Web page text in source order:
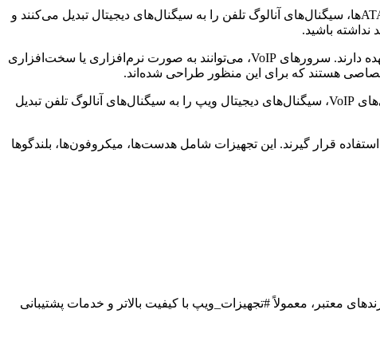
: این دستگاه‌ها، به شما امکان می‌دهند تا از تلفن‌های آنالوگ قدیمی خود در سیستم #VoIP استفاده کنید. ATAها، سیگنال‌های آنالوگ تلفن را به سیگنال‌های دیجیتال تبدیل می‌کنند و
: این سرورها، مغز متفکر سیستم #VoIP هستند و وظیفه مدیریت تماس‌ها، مسیریابی و ارائه سایر خدمات ویپ را بر عهده دارند. سرورهای VoIP، می‌توانند به صورت نرم‌افزاری یا سخت‌افزاری
هستند که برای این منظور طراحی شده‌اند.
: این دستگاه‌ها، به شما امکان می‌دهند تا سیستم #VoIP خود را به شبکه‌های تلفن سنتی (PSTN) متصل کنید. گیت وی‌های VoIP، سیگنال‌های دیجیتال ویپ را به سیگنال‌های آنالوگ تلفن تبدیل
قرار گیرند. این تجهیزات شامل هدست‌ها، میکروفون‌ها، بلندگوها
معتبر، معمولاً #تجهیزات_ویپ با کیفیت بالاتر و خدمات پشتیبانی